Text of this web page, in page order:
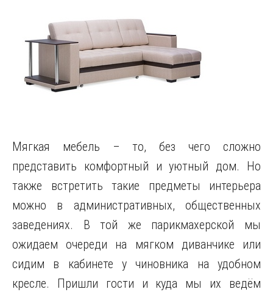
Мягкая мебель – то, без чего сложно
представить комфортный и уютный дом. Но
также встретить такие предметы интерьера
можно в административных, общественных
заведениях. В той же парикмахерской мы
ожидаем очереди на мягком диванчике или
сидим в кабинете у чиновника на удобном
кресле. Пришли гости и куда мы их ведём